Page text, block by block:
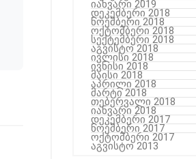
იანვარი 2019
დეკემბერი 2018
ნოემბერი 2018
ოქტომბერი 2018
სექტემბერი 2018
აგვისტო 2018
ივლისი 2018
ივნისი 2018
მაისი 2018
აპრილი 2018
მარტი 2018
თებერვალი 2018
იანვარი 2018
დეკემბერი 2017
ნოემბერი 2017
ოქტომბერი 2017
აგვისტო 2013